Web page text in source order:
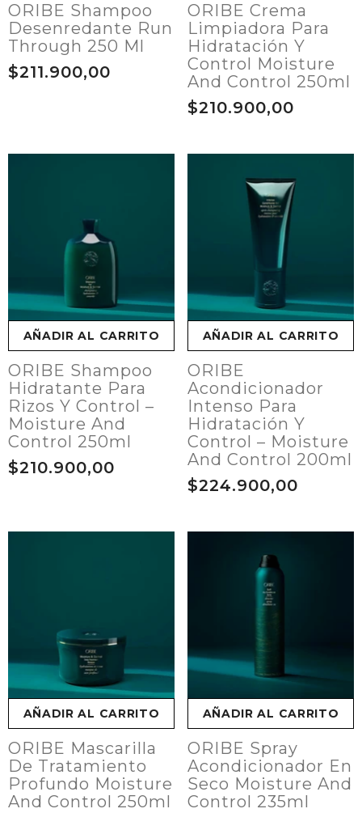
ORIBE Shampoo
Desenredante Run
Through 250 Ml
$211.900,00
ORIBE Crema
Limpiadora Para
Hidratación Y
Control Moisture
And Control 250ml
$210.900,00
AÑADIR AL CARRITO
ORIBE Shampoo
Hidratante Para
Rizos Y Control –
Moisture And
Control 250ml
$210.900,00
AÑADIR AL CARRITO
ORIBE
Acondicionador
Intenso Para
Hidratación Y
Control – Moisture
And Control 200ml
$224.900,00
AÑADIR AL CARRITO
ORIBE Mascarilla
De Tratamiento
Profundo Moisture
And Control 250ml
AÑADIR AL CARRITO
ORIBE Spray
Acondicionador En
Seco Moisture And
Control 235ml